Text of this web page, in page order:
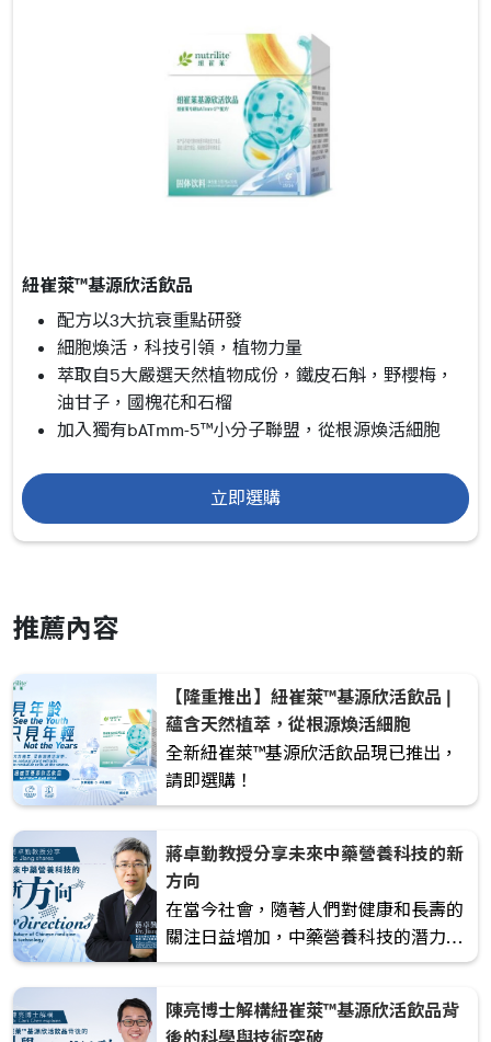
紐崔萊™基源欣活飲品
配方以3大抗衰重點研發
細胞煥活，科技引領，植物力量
萃取自5大嚴選天然植物成份，鐵皮石斛，野櫻梅，
油甘子，國槐花和石榴
加入獨有bATmm-5™小分子聯盟，從根源煥活細胞
立即選購
推薦內容
【隆重推出】紐崔萊™基源欣活飲品 |
蘊含天然植萃，從根源煥活細胞
全新紐崔萊™基源欣活飲品現已推出，
請即選購！
蔣卓勤教授分享未來中藥營養科技的新
方向
在當今社會，隨著人們對健康和長壽的
關注日益增加，中藥營養科技的潛力正
逐漸被認識，蔣卓勤教授將分享中藥如
向。這一創新不僅能提高中藥的療效，
陳亮博士解構紐崔萊™基源欣活飲品背